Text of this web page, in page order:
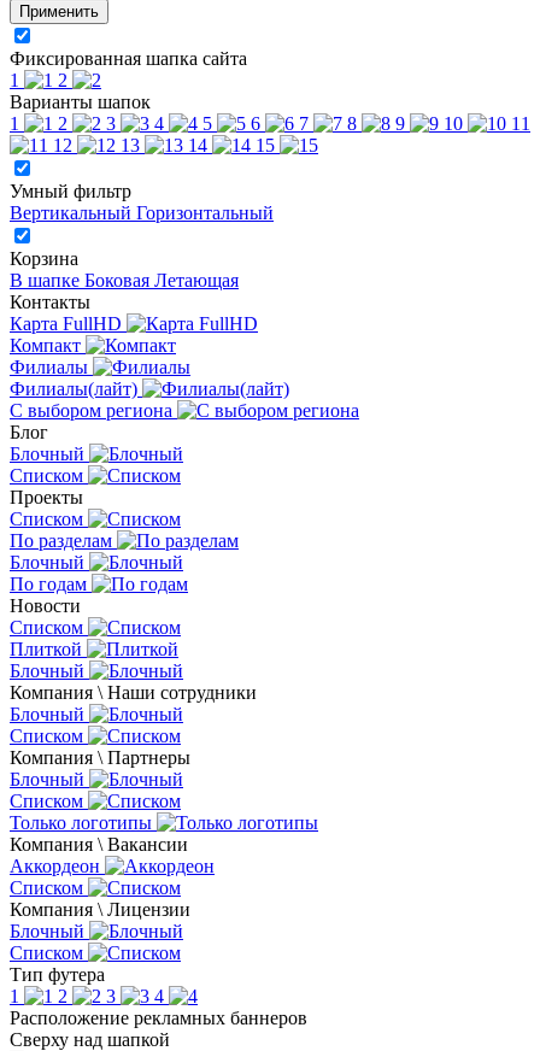
Применить
Фиксированная шапка сайта
1
2
Варианты шапок
1
2 3 4 5 6 7 8 9 10
11
12
13 14 15
Умный фильтр
Вертикальный Горизонтальный
Корзина
В шапке Боковая Летающая
Контакты
Карта FullHD
Компакт
Филиалы
Филиалы(лайт)
С выбором региона
Блог
Блочный
Списком
Проекты
Списком
По разделам
Блочный
По годам
Новости
Списком
Плиткой
Блочный
Компания \ Наши сотрудники
Блочный
Списком
Компания \ Партнеры
Блочный
Списком
Только логотипы
Компания \ Вакансии
Аккордеон
Списком
Компания \ Лицензии
Блочный
Списком
Тип футера
1
2 3
4
Расположение рекламных баннеров
Сверху над шапкой